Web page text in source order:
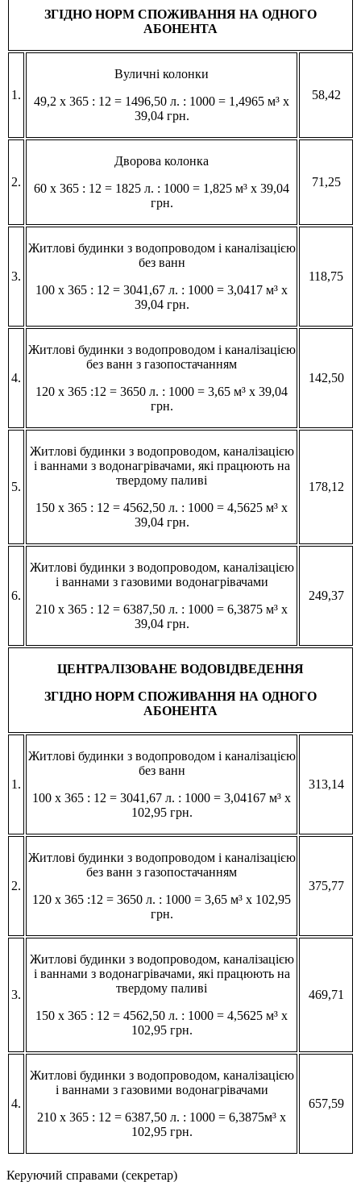
ЗГІДНО НОРМ СПОЖИВАННЯ НА ОДНОГО
АБОНЕНТА
1.
Вуличні колонки
49,2 х 365 : 12 = 1496,50 л. : 1000 = 1,4965 м³ х
39,04 грн.
58,42
2.
Дворова колонка
60 х 365 : 12 = 1825 л. : 1000 = 1,825 м³ х 39,04
грн.
71,25
3.
Житлові будинки з водопроводом і каналізацією
без ванн
100 х 365 : 12 = 3041,67 л. : 1000 = 3,0417 м³ х
39,04 грн.
118,75
4.
Житлові будинки з водопроводом і каналізацією
без ванн з газопостачанням
120 х 365 :12 = 3650 л. : 1000 = 3,65 м³ х 39,04
грн.
142,50
5.
Житлові будинки з водопроводом, каналізацією
і ваннами з водонагрівачами, які працюють на
твердому паливі
150 х 365 : 12 = 4562,50 л. : 1000 = 4,5625 м³ х
39,04 грн.
178,12
6.
Житлові будинки з водопроводом, каналізацією
і ваннами з газовими водонагрівачами
210 х 365 : 12 = 6387,50 л. : 1000 = 6,3875 м³ х
39,04 грн.
249,37
ЦЕНТРАЛІЗОВАНЕ ВОДОВІДВЕДЕННЯ
ЗГІДНО НОРМ СПОЖИВАННЯ НА ОДНОГО
АБОНЕНТА
1.
Житлові будинки з водопроводом і каналізацією
без ванн
100 х 365 : 12 = 3041,67 л. : 1000 = 3,04167 м³ х
102,95 грн.
313,14
2.
Житлові будинки з водопроводом і каналізацією
без ванн з газопостачанням
120 х 365 :12 = 3650 л. : 1000 = 3,65 м³ х 102,95
грн.
375,77
3.
Житлові будинки з водопроводом, каналізацією
і ваннами з водонагрівачами, які працюють на
твердому паливі
150 х 365 : 12 = 4562,50 л. : 1000 = 4,5625 м³ х
102,95 грн.
469,71
4.
Житлові будинки з водопроводом, каналізацією
і ваннами з газовими водонагрівачами
210 х 365 : 12 = 6387,50 л. : 1000 = 6,3875м³ х
102,95 грн.
657,59
Керуючий справами (секретар)